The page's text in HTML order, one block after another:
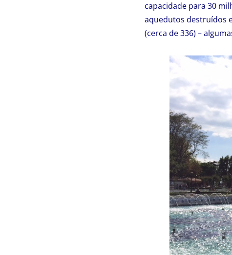
capacidade para 30
aquedutos destruídos
(cerca de 336) –